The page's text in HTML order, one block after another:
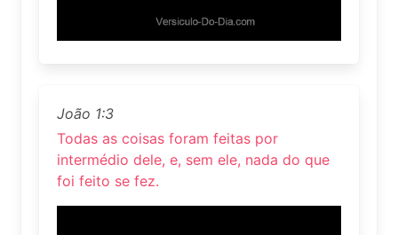
João 1:3
Todas as coisas foram feitas por
intermédio dele, e, sem ele, nada do que
foi feito se fez.